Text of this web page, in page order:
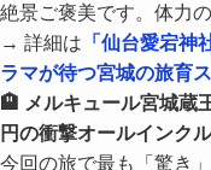
絶景ご褒美です。体力
→ 詳細は 「仙台愛宕
ラマが待つ宮城の旅育ス
🏨 メルキュール宮城蔵
円の衝撃オールインク
今回の旅で最も「驚き